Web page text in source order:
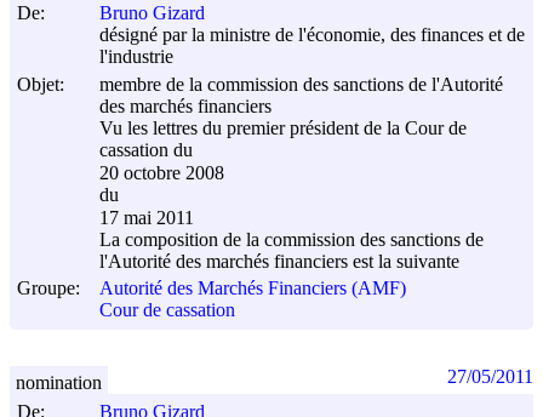
De:
Bruno Gizard
désigné par la ministre de l'économie, des finances et de
l'industrie
Objet:
membre de la commission des sanctions de l'Autorité
des marchés financiers
Vu les lettres du premier président de la Cour de
cassation du
20 octobre 2008
du
17 mai 2011
La composition de la commission des sanctions de
l'Autorité des marchés financiers est la suivante
Groupe:
Autorité des Marchés Financiers (AMF)
Cour de cassation
De:
Bruno Gizard
nomination 27/05/2011